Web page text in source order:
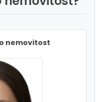
nemovitost